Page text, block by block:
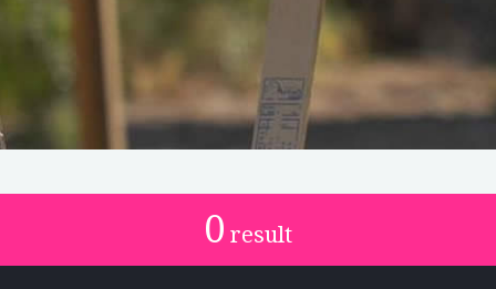
0 result